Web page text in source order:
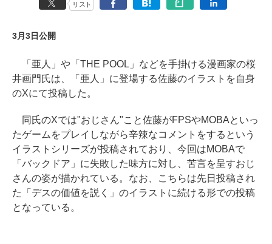
リスト
3月3日公開
「亜人」や「THE POOL」などを手掛ける漫画家の桜
井画門氏は、「亜人」に登場する佐藤のイラストを自身
のXにて投稿した。
同氏のXでは"おじさん"こと佐藤がFPSやMOBAといっ
たゲームをプレイしながら辛辣なコメントをするという
イラストシリーズが投稿されており、今回はMOBAで
「バックドア」に失敗した味方に対し、苦言を呈すおじ
さんの姿が描かれている。なお、こちらは先日投稿され
た「デスの価値を説く」のイラストに続ける形での投稿
となっている。